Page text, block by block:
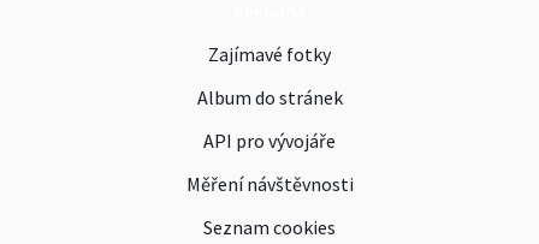
Zajímavé fotky
Album do stránek
API pro vývojáře
Měření návštěvnosti
Seznam cookies